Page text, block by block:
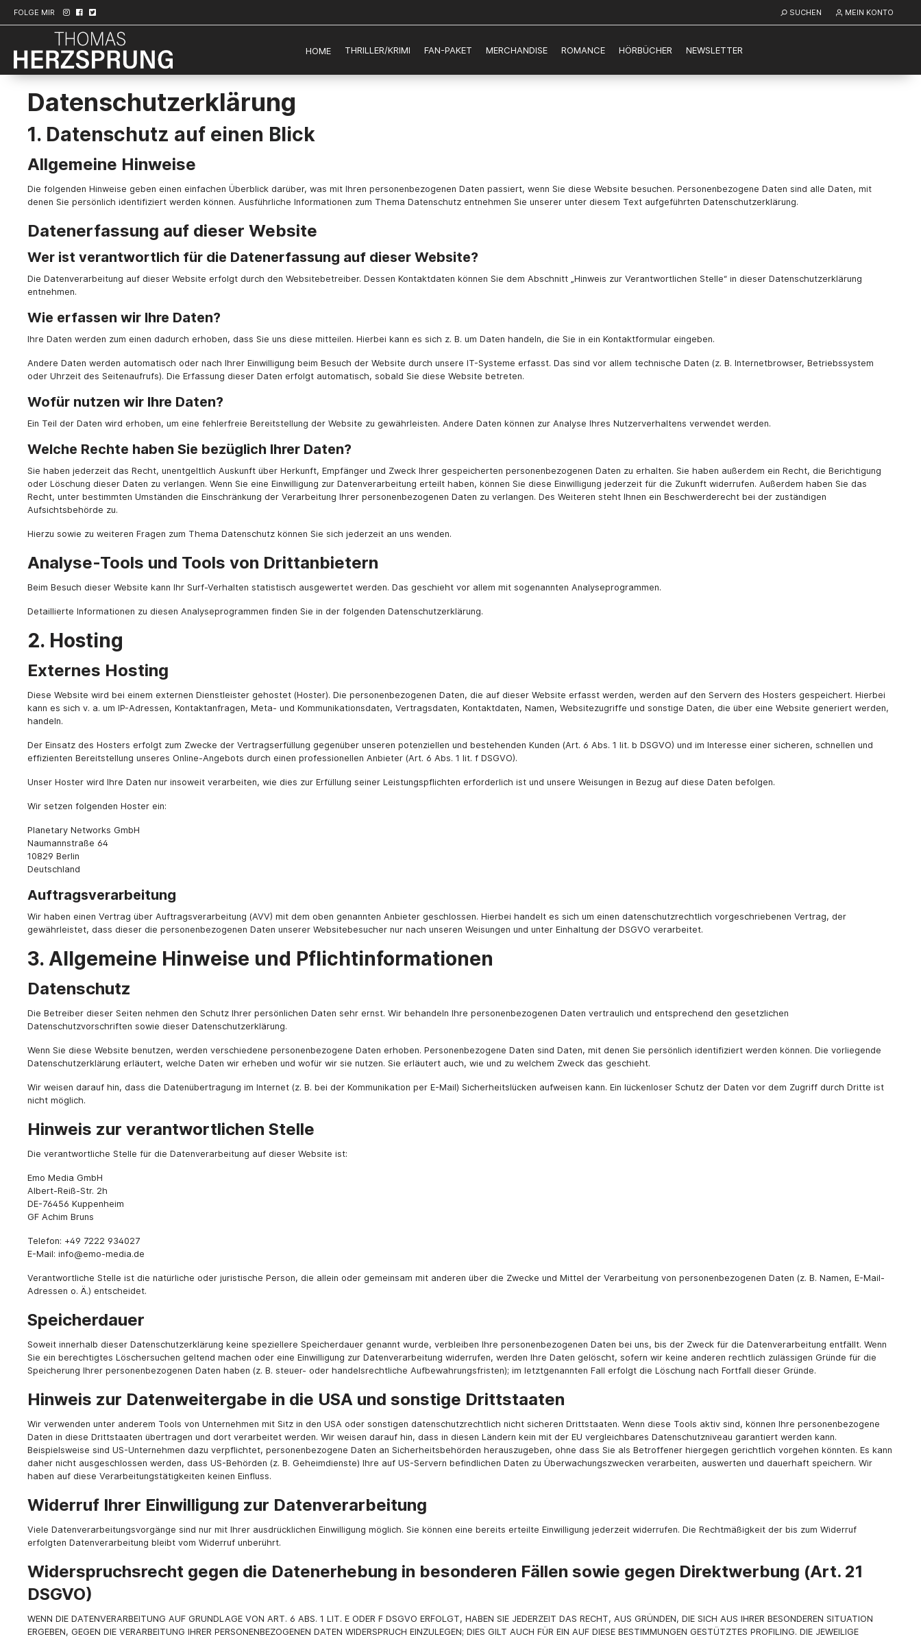
FOLGE MIR SUCHEN MEIN KONTO
HOME THRILLER/KRIMI FAN-PAKET MERCHANDISE ROMANCE HÖRBÜCHER NEWSLETTER
Datenschutz­erklärung
1. Datenschutz auf einen Blick
Allgemeine Hinweise
Die folgenden Hinweise geben einen einfachen Überblick darüber, was mit Ihren personenbezogenen Daten passiert, wenn Sie diese Website besuchen. Personenbezogene Daten sind alle Daten, mit
denen Sie persönlich identifiziert werden können. Ausführliche Informationen zum Thema Datenschutz entnehmen Sie unserer unter diesem Text aufgeführten Datenschutzerklärung.
Datenerfassung auf dieser Website
Wer ist verantwortlich für die Datenerfassung auf dieser Website?
Die Datenverarbeitung auf dieser Website erfolgt durch den Websitebetreiber. Dessen Kontaktdaten können Sie dem Abschnitt „Hinweis zur Verantwortlichen Stelle“ in dieser Datenschutzerklärung
entnehmen.
Wie erfassen wir Ihre Daten?
Ihre Daten werden zum einen dadurch erhoben, dass Sie uns diese mitteilen. Hierbei kann es sich z. B. um Daten handeln, die Sie in ein Kontaktformular eingeben.
Andere Daten werden automatisch oder nach Ihrer Einwilligung beim Besuch der Website durch unsere IT-Systeme erfasst. Das sind vor allem technische Daten (z. B. Internetbrowser, Betriebssystem
oder Uhrzeit des Seitenaufrufs). Die Erfassung dieser Daten erfolgt automatisch, sobald Sie diese Website betreten.
Wofür nutzen wir Ihre Daten?
Ein Teil der Daten wird erhoben, um eine fehlerfreie Bereitstellung der Website zu gewährleisten. Andere Daten können zur Analyse Ihres Nutzerverhaltens verwendet werden.
Welche Rechte haben Sie bezüglich Ihrer Daten?
Sie haben jederzeit das Recht, unentgeltlich Auskunft über Herkunft, Empfänger und Zweck Ihrer gespeicherten personenbezogenen Daten zu erhalten. Sie haben außerdem ein Recht, die Berichtigung
oder Löschung dieser Daten zu verlangen. Wenn Sie eine Einwilligung zur Datenverarbeitung erteilt haben, können Sie diese Einwilligung jederzeit für die Zukunft widerrufen. Außerdem haben Sie das
Recht, unter bestimmten Umständen die Einschränkung der Verarbeitung Ihrer personenbezogenen Daten zu verlangen. Des Weiteren steht Ihnen ein Beschwerderecht bei der zuständigen
Aufsichtsbehörde zu.
Hierzu sowie zu weiteren Fragen zum Thema Datenschutz können Sie sich jederzeit an uns wenden.
Analyse-Tools und Tools von Dritt­anbietern
Beim Besuch dieser Website kann Ihr Surf-Verhalten statistisch ausgewertet werden. Das geschieht vor allem mit sogenannten Analyseprogrammen.
Detaillierte Informationen zu diesen Analyseprogrammen finden Sie in der folgenden Datenschutzerklärung.
2. Hosting
Externes Hosting
Diese Website wird bei einem externen Dienstleister gehostet (Hoster). Die personenbezogenen Daten, die auf dieser Website erfasst werden, werden auf den Servern des Hosters gespeichert. Hierbei
kann es sich v. a. um IP-Adressen, Kontaktanfragen, Meta- und Kommunikationsdaten, Vertragsdaten, Kontaktdaten, Namen, Websitezugriffe und sonstige Daten, die über eine Website generiert werden,
handeln.
Der Einsatz des Hosters erfolgt zum Zwecke der Vertragserfüllung gegenüber unseren potenziellen und bestehenden Kunden (Art. 6 Abs. 1 lit. b DSGVO) und im Interesse einer sicheren, schnellen und
effizienten Bereitstellung unseres Online-Angebots durch einen professionellen Anbieter (Art. 6 Abs. 1 lit. f DSGVO).
Unser Hoster wird Ihre Daten nur insoweit verarbeiten, wie dies zur Erfüllung seiner Leistungspflichten erforderlich ist und unsere Weisungen in Bezug auf diese Daten befolgen.
Wir setzen folgenden Hoster ein:
Planetary Networks GmbH
Naumannstraße 64
10829 Berlin
Deutschland
Auftragsverarbeitung
Wir haben einen Vertrag über Auftragsverarbeitung (AVV) mit dem oben genannten Anbieter geschlossen. Hierbei handelt es sich um einen datenschutzrechtlich vorgeschriebenen Vertrag, der
gewährleistet, dass dieser die personenbezogenen Daten unserer Websitebesucher nur nach unseren Weisungen und unter Einhaltung der DSGVO verarbeitet.
3. Allgemeine Hinweise und Pflicht­informationen
Datenschutz
Die Betreiber dieser Seiten nehmen den Schutz Ihrer persönlichen Daten sehr ernst. Wir behandeln Ihre personenbezogenen Daten vertraulich und entsprechend den gesetzlichen
Datenschutzvorschriften sowie dieser Datenschutzerklärung.
Wenn Sie diese Website benutzen, werden verschiedene personenbezogene Daten erhoben. Personenbezogene Daten sind Daten, mit denen Sie persönlich identifiziert werden können. Die vorliegende
Datenschutzerklärung erläutert, welche Daten wir erheben und wofür wir sie nutzen. Sie erläutert auch, wie und zu welchem Zweck das geschieht.
Wir weisen darauf hin, dass die Datenübertragung im Internet (z. B. bei der Kommunikation per E-Mail) Sicherheitslücken aufweisen kann. Ein lückenloser Schutz der Daten vor dem Zugriff durch Dritte ist
nicht möglich.
Hinweis zur verantwortlichen Stelle
Die verantwortliche Stelle für die Datenverarbeitung auf dieser Website ist:
Emo Media GmbH
Albert-Reiß-Str. 2h
DE-76456 Kuppenheim
GF Achim Bruns
Telefon: +49 7222 934027
E-Mail: info@emo-media.de
Verantwortliche Stelle ist die natürliche oder juristische Person, die allein oder gemeinsam mit anderen über die Zwecke und Mittel der Verarbeitung von personenbezogenen Daten (z. B. Namen, E-Mail-
Adressen o. Ä.) entscheidet.
Speicherdauer
Soweit innerhalb dieser Datenschutzerklärung keine speziellere Speicherdauer genannt wurde, verbleiben Ihre personenbezogenen Daten bei uns, bis der Zweck für die Datenverarbeitung entfällt. Wenn
Sie ein berechtigtes Löschersuchen geltend machen oder eine Einwilligung zur Datenverarbeitung widerrufen, werden Ihre Daten gelöscht, sofern wir keine anderen rechtlich zulässigen Gründe für die
Speicherung Ihrer personenbezogenen Daten haben (z. B. steuer- oder handelsrechtliche Aufbewahrungsfristen); im letztgenannten Fall erfolgt die Löschung nach Fortfall dieser Gründe.
Hinweis zur Datenweitergabe in die USA und sonstige Drittstaaten
Wir verwenden unter anderem Tools von Unternehmen mit Sitz in den USA oder sonstigen datenschutzrechtlich nicht sicheren Drittstaaten. Wenn diese Tools aktiv sind, können Ihre personenbezogene
Daten in diese Drittstaaten übertragen und dort verarbeitet werden. Wir weisen darauf hin, dass in diesen Ländern kein mit der EU vergleichbares Datenschutzniveau garantiert werden kann.
Beispielsweise sind US-Unternehmen dazu verpflichtet, personenbezogene Daten an Sicherheitsbehörden herauszugeben, ohne dass Sie als Betroffener hiergegen gerichtlich vorgehen könnten. Es kann
daher nicht ausgeschlossen werden, dass US-Behörden (z. B. Geheimdienste) Ihre auf US-Servern befindlichen Daten zu Überwachungszwecken verarbeiten, auswerten und dauerhaft speichern. Wir
haben auf diese Verarbeitungstätigkeiten keinen Einfluss.
Widerruf Ihrer Einwilligung zur Datenverarbeitung
Viele Datenverarbeitungsvorgänge sind nur mit Ihrer ausdrücklichen Einwilligung möglich. Sie können eine bereits erteilte Einwilligung jederzeit widerrufen. Die Rechtmäßigkeit der bis zum Widerruf
erfolgten Datenverarbeitung bleibt vom Widerruf unberührt.
Widerspruchsrecht gegen die Datenerhebung in besonderen Fällen sowie gegen Direktwerbung (Art. 21
DSGVO)
WENN DIE DATENVERARBEITUNG AUF GRUNDLAGE VON ART. 6 ABS. 1 LIT. E ODER F DSGVO ERFOLGT, HABEN SIE JEDERZEIT DAS RECHT, AUS GRÜNDEN, DIE SICH AUS IHRER BESONDEREN SITUATION
ERGEBEN, GEGEN DIE VERARBEITUNG IHRER PERSONENBEZOGENEN DATEN WIDERSPRUCH EINZULEGEN; DIES GILT AUCH FÜR EIN AUF DIESE BESTIMMUNGEN GESTÜTZTES PROFILING. DIE JEWEILIGE